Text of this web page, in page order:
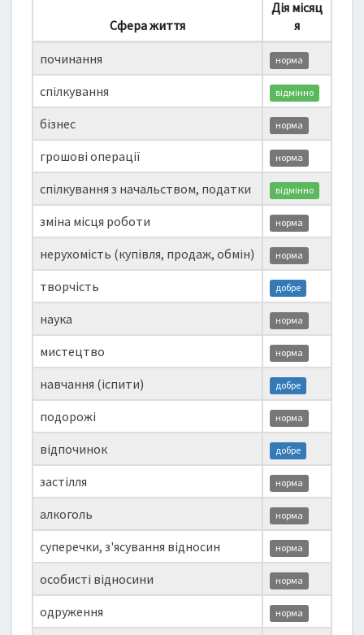
Сфера життя
Дія місяц
я
починання норма
спілкування відмінно
бізнес норма
грошові операції норма
спілкування з начальством, податки відмінно
зміна місця роботи норма
нерухомість (купівля, продаж, обмін) норма
творчість добре
наука норма
мистецтво норма
навчання (іспити) добре
подорожі норма
відпочинок добре
застілля норма
алкоголь норма
суперечки, з'ясування відносин норма
особисті відносини норма
одруження норма